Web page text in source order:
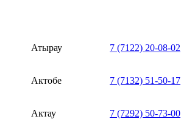
Атырау 7 (7122) 20-08-02
Актобе 7 (7132) 51-50-17
Актау 7 (7292) 50-73-00